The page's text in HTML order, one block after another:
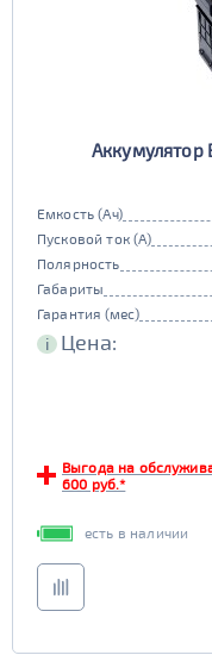
Аккумулятор
Емкость (Ач)
Пусковой ток (А)
Полярность
Габариты
Гарантия (мес)
i Цена:
Выгода на
600 руб.*
есть в наличии